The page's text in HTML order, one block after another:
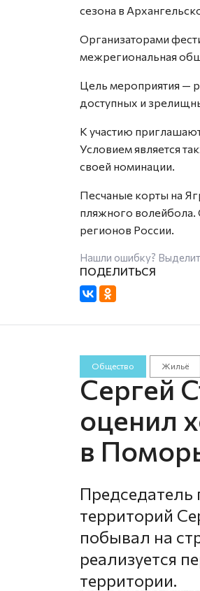
сезона в
Организаторами
межрегиональная
Цель мероприятия —
доступных и
К участию
Условием является
своей номинации.
Песчаные корты на
пляжного волейбола.
регионов России.
Нашли ошибку?
Общество Жильё
Сергей
оценил
в
Председатель
территорий
побывал на
реализуется
территории.